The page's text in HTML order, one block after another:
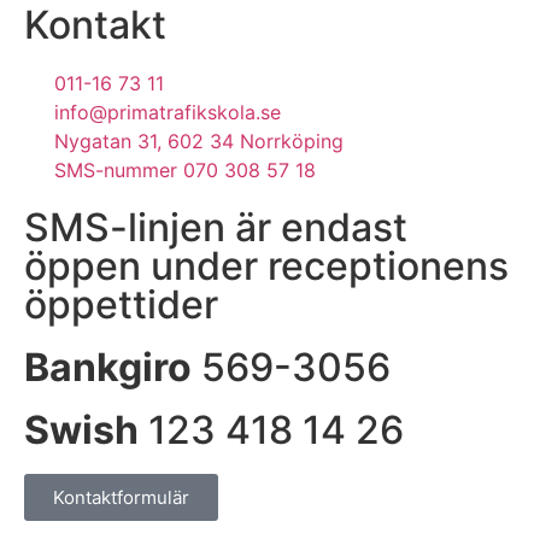
Kontakt
011-16 73 11
info@primatrafikskola.se
Nygatan 31, 602 34 Norrköping
SMS-nummer 070 308 57 18
SMS-linjen är endast
öppen under receptionens
öppettider
Bankgiro 569-3056
Swish 123 418 14 26
Kontaktformulär